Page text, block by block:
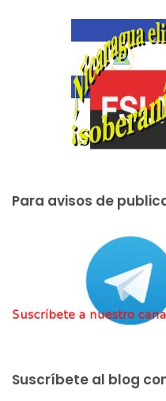
Para avisos de
Suscríbete al blog